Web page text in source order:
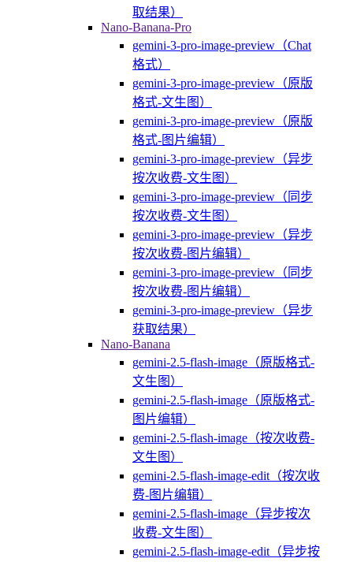
取结果）
Nano-Banana-Pro
gemini-3-pro-image-preview（Chat
格式）
gemini-3-pro-image-preview（原版
格式-文生图）
gemini-3-pro-image-preview（原版
格式-图片编辑）
gemini-3-pro-image-preview（异步
按次收费-文生图）
gemini-3-pro-image-preview（同步
按次收费-文生图）
gemini-3-pro-image-preview（异步
按次收费-图片编辑）
gemini-3-pro-image-preview（同步
按次收费-图片编辑）
gemini-3-pro-image-preview（异步
获取结果）
Nano-Banana
gemini-2.5-flash-image（原版格式-
文生图）
gemini-2.5-flash-image（原版格式-
图片编辑）
gemini-2.5-flash-image（按次收费-
文生图）
gemini-2.5-flash-image-edit（按次收
费-图片编辑）
gemini-2.5-flash-image（异步按次
收费-文生图）
gemini-2.5-flash-image-edit（异步按